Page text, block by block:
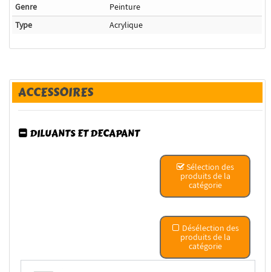
Genre
Peinture
Type
Acrylique
ACCESSOIRES
DILUANTS ET DECAPANT
Sélection des
produits de la
catégorie
Désélection des
produits de la
catégorie